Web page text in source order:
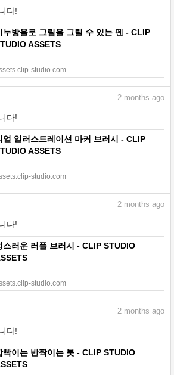
다!
누방울로 그림을 그릴 수 있는 펜 - CLIP
ASSETS
studio.com
다!
2 months ago
얼 일러스트레이션 마커 브러시 - CLIP
ASSETS
studio.com
다!
2 months ago
스러운 러플 브러시 - CLIP STUDIO
studio.com
다!
2 months ago
빡이는 반짝이는 붓 - CLIP STUDIO